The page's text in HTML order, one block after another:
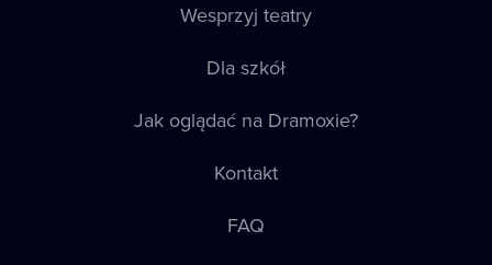
Wesprzyj teatry
Dla szkół
Jak oglądać na Dramoxie?
Kontakt
FAQ